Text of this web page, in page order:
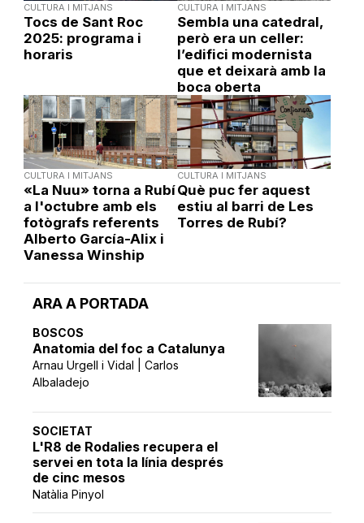
ARA A PORTADA
BOSCOS
Anatomia del foc a Catalunya
Arnau Urgell i Vidal | Carlos
Albaladejo
SOCIETAT
L'R8 de Rodalies recupera el
servei en tota la línia després
de cinc mesos
Natàlia Pinyol
CULTURA I MITJANS
Tocs de Sant Roc
2025: programa i
horaris
CULTURA I MITJANS
Sembla una catedral,
però era un celler:
l’edifici modernista
que et deixarà amb la
boca oberta
CULTURA I MITJANS
«La Nuu» torna a Rubí
a l'octubre amb els
fotògrafs referents
Alberto García-Alix i
Vanessa Winship
CULTURA I MITJANS
Què puc fer aquest
estiu al barri de Les
Torres de Rubí?